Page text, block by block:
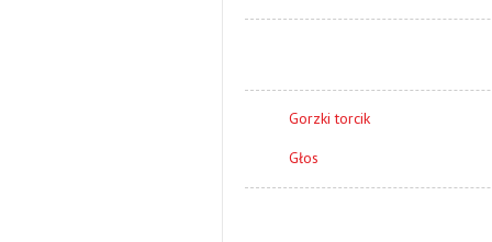
Gorzki torcik
Głos